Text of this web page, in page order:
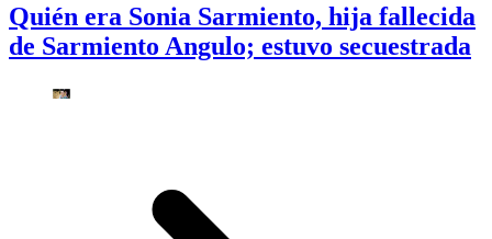
Quién era Sonia Sarmiento, hija fallecida
de Sarmiento Angulo; estuvo secuestrada